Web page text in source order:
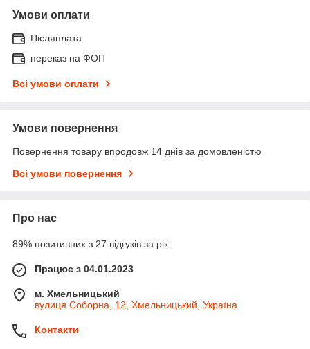
Умови оплати
Післяплата
переказ на ФОП
Всі умови оплати
Умови повернення
Повернення товару впродовж 14 днів за домовленістю
Всі умови повернення
Про нас
89% позитивних з 27 відгуків за рік
Працює з 04.01.2023
м. Хмельницький
вулиця Соборна, 12, Хмельницький, Україна
Контакти